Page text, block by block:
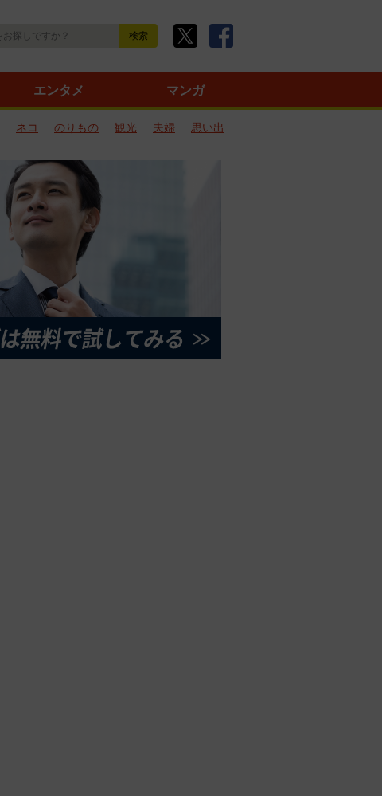
エンタメ マンガ
ネコ のりもの 観光 夫婦
思い出